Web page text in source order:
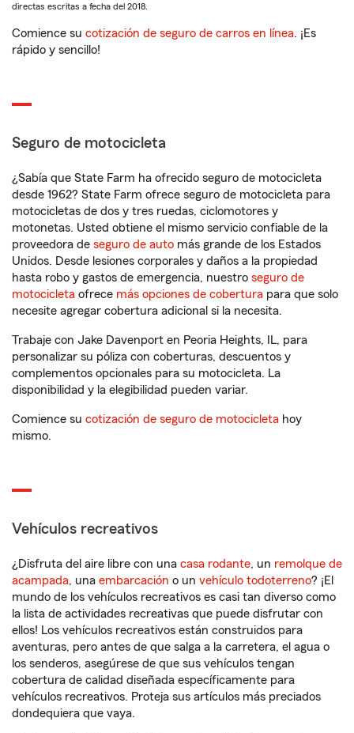
directas escritas a fecha del 2018.
Comience su cotización de seguro de carros en línea. ¡Es
rápido y sencillo!
Seguro de motocicleta
¿Sabía que State Farm ha ofrecido seguro de motocicleta
desde 1962? State Farm ofrece seguro de motocicleta para
motocicletas de dos y tres ruedas, ciclomotores y
motonetas. Usted obtiene el mismo servicio confiable de la
proveedora de seguro de auto más grande de los Estados
Unidos. Desde lesiones corporales y daños a la propiedad
hasta robo y gastos de emergencia, nuestro seguro de
motocicleta ofrece más opciones de cobertura para que solo
necesite agregar cobertura adicional si la necesita.
Trabaje con Jake Davenport en Peoria Heights, IL, para
personalizar su póliza con coberturas, descuentos y
complementos opcionales para su motocicleta. La
disponibilidad y la elegibilidad pueden variar.
Comience su cotización de seguro de motocicleta hoy
mismo.
Vehículos recreativos
¿Disfruta del aire libre con una casa rodante, un remolque de
acampada, una embarcación o un vehículo todoterreno? ¡El
mundo de los vehículos recreativos es casi tan diverso como
la lista de actividades recreativas que puede disfrutar con
ellos! Los vehículos recreativos están construidos para
aventuras, pero antes de que salga a la carretera, el agua o
los senderos, asegúrese de que sus vehículos tengan
cobertura de calidad diseñada específicamente para
vehículos recreativos. Proteja sus artículos más preciados
dondequiera que vaya.